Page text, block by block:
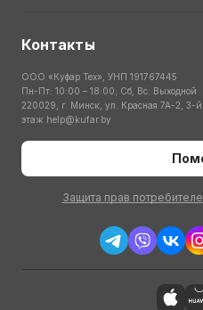
Контакты
ООО «Куфар Тех», УНП 191767445
Пн-Пт: 10:00 – 18:00; Сб, Вс: Выходной
220029, г. Минск, ул. Красная 7А-2, 3-й
этаж help@kufar.by
Защита прав